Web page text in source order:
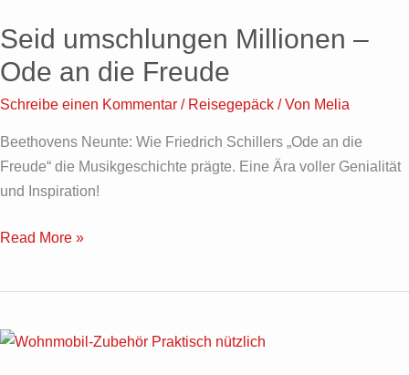
Seid umschlungen Millionen –
Ode an die Freude
Schreibe einen Kommentar / Reisegepäck / Von Melia
Beethovens Neunte: Wie Friedrich Schillers „Ode an die
Freude“ die Musikgeschichte prägte. Eine Ära voller Genialität
und Inspiration!
Millionen
–
Ode
an
die
Freude
Read More »
17